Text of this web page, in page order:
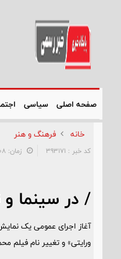
صفحه اصلی سیاسی
خانه فرهنگ و هنر
کد خبر : 393171 زمان: ۱۵:۴۷:۰۸ - تاریخ: ۱۳۹۶/۱۲/۰۷
/ در سینما
آغاز اجرای عمومی یک
ورایتی» و تغییر نام فیلم